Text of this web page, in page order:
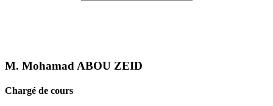
M. Mohamad ABOU ZEID
Chargé de cours